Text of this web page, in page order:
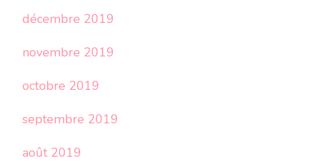
décembre 2019
novembre 2019
octobre 2019
septembre 2019
août 2019